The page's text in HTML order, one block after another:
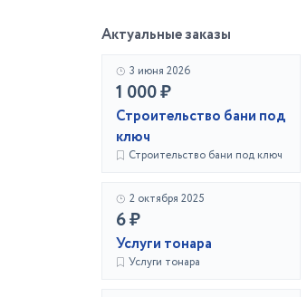
Актуальные заказы
3 июня 2026
1 000 ₽
Строительство бани под
ключ
Строительство бани под ключ
2 октября 2025
6 ₽
Услуги тонара
Услуги тонара